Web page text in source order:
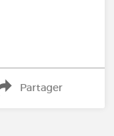
Partager